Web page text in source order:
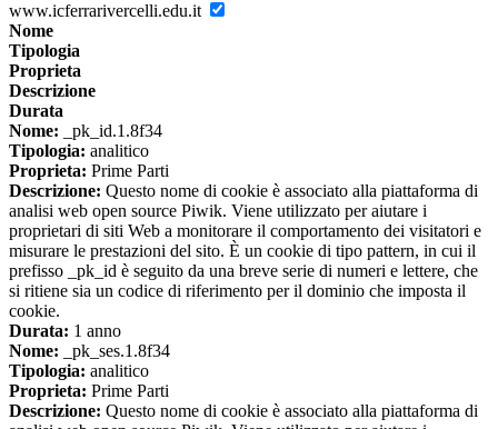
www.icferrarivercelli.edu.it
Nome
Tipologia
Proprieta
Descrizione
Durata
Nome: _pk_id.1.8f34
Tipologia: analitico
Proprieta: Prime Parti
Descrizione: Questo nome di cookie è associato alla piattaforma di
analisi web open source Piwik. Viene utilizzato per aiutare i
proprietari di siti Web a monitorare il comportamento dei visitatori e
misurare le prestazioni del sito. È un cookie di tipo pattern, in cui il
prefisso _pk_id è seguito da una breve serie di numeri e lettere, che
si ritiene sia un codice di riferimento per il dominio che imposta il
cookie.
Durata: 1 anno
Nome: _pk_ses.1.8f34
Tipologia: analitico
Proprieta: Prime Parti
Descrizione: Questo nome di cookie è associato alla piattaforma di